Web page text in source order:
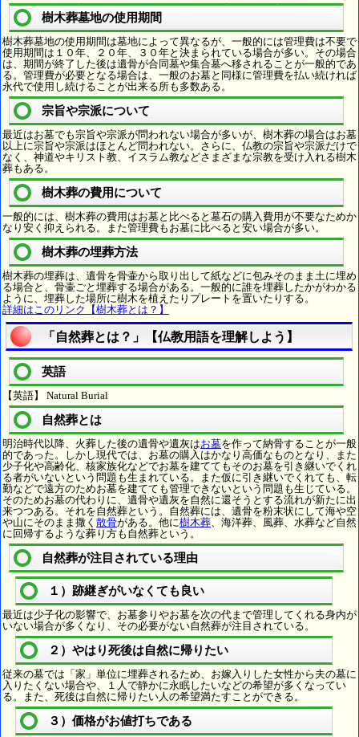
樹木葬墓地の使用期間
樹木葬墓地の使用期間は墓地によって異なるが、一般的には管理費は不要で
使用期間は１０年、２０年、３０年と決まられている場合が多い。その場合
は、期間が終了した後は遺骨が合同墓や集合墓へ移されることが一般的であ
る。管理費が必要となる場合は、一般のお墓と同様に管理費を払い続ければ
永代で使用し続けることが出来る所も多数ある。
宗旨や宗派について
最近はお墓でも宗旨や宗派が問われない場合が多いが、樹木葬の場合はお墓
以上に宗旨や宗派はほとんど問われない。さらに、仏教の宗旨や宗派だけで
なく、神道やキリスト教、イスラム教などさまざまな宗教を受け入れる樹木
葬もある。
樹木葬の費用について
一般的には、樹木葬の費用はお墓と比べると墓石の購入費用が不要なためか
なり安く抑えられる。また管理費もお墓に比べると安い場合が多い。
樹木葬の埋葬方法
樹木葬の埋葬は、遺骨を骨壷から取り出して紙などに包みそのまま土に埋め
る場合と、骨壷ごと埋葬する場合がある。一般的に誰を埋葬したかがわかる
ように、埋葬した場所に樹木を植えたりプレートを置いたりする。
詳細はこのリンク【樹木葬とは？】
「自然葬とは？」【仏教用語を理解しよう】
英語
【英語】 Natural Burial
自然葬とは
明治時代以降、火葬した後の遺骨や遺灰はお墓を作って納骨することが一般
的であった。しかし現代では、お墓の購入はかなり高価なものとなり、また
少子化や高齢化、核家族化などでお墓を建ててもそのお墓を引き継いでくれ
る者がいないという問題も生まれている。また仮に引き継いでくれても、転
勤などで遠方のためお墓を建てても管理できないという問題も生じている。
そのためお墓の代わりに、遺骨や遺灰を自然に還そうとする流れが新たに出
来つつある。それを自然葬という。自然葬には、遺骨を粉末状にして海や空
や山にそのまま撒く 散骨がある。他に樹木葬 、海洋葬、風葬、水葬など自然
に回帰するような葬り方も自然葬という。
自然葬が注目されている理由
１）跡継ぎがいなくても良い
最近は少子化の影響で、お墓参りやお墓を次の代まで管理してくれる身内が
いない場合が多くなり、その必要がない自然葬が注目されている。
２）やはり死後は自然に帰りたい
従来の墓では「家」単位に埋葬されるため、お嫁入りした女性から夫の墓に
入りたくない場合や、１人で静かに永眠したいなどの希望が多くなってい
る。また、死後は自然に帰りたい人の希望満たすことができる。
３）価格がお値打ちである